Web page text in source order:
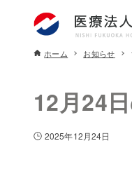
ホーム お知らせ
12月24
2025年12月24日